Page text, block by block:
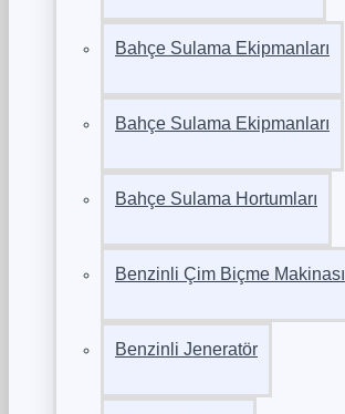
Bahçe Sulama Ekipmanları
Bahçe Sulama Ekipmanları
Bahçe Sulama Hortumları
Benzinli Çim Biçme Makinası
Benzinli Jeneratör